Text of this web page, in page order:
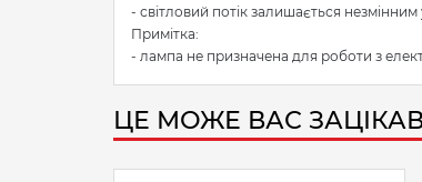
- світловий потік залишається
Примітка:
- лампа не призначена для роботи з
ЦЕ МОЖЕ ВАС